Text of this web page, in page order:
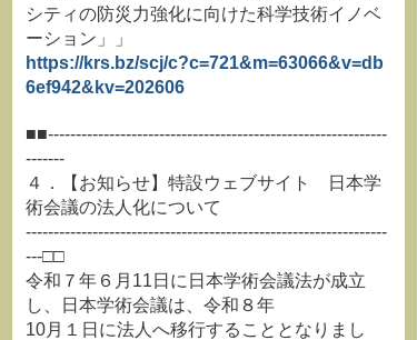
シティの防災力強化に向けた科学技術イノベ
ーション」」
https://krs.bz/scj/c?c=721&m=63066&v=db
6ef942&kv=202606
■■-------------------------------------------------------------
-------
４．【お知らせ】特設ウェブサイト 日本学
術会議の法人化について
-----------------------------------------------------------------
---□□
令和７年６月11日に日本学術会議法が成立
し、日本学術会議は、令和８年
10月１日に法人へ移行することとなりまし